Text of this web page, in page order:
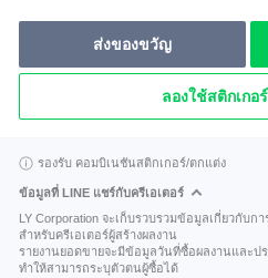
ส่งของขวัญ
ลองใช้สติกเกอ
รองรับ คอมบิเนชันสติกเกอร์/ตกแต่ง
ข้อมูลที่ LINE แชร์กับครีเอเตอร์
LY Corporation จะเก็บรวบรวมข้อมูลเกี่ยวกับก
สำหรับครีเอเตอร์ผู้สร้างผลงาน
รายงานยอดขายจะมีข้อมูลวันที่ซื้อผลงานและป
ทำให้สามารถระบุตัวตนผู้ซื้อได้